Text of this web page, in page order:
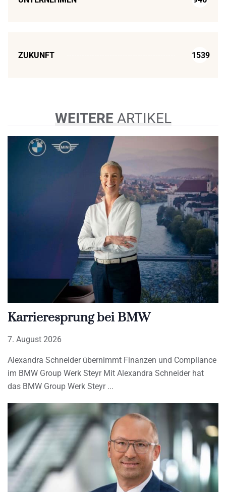
ZUKUNFT 1539
WEITEREARTIKEL
Karrieresprung bei BMW
7. August 2026
Alexandra Schneider übernimmt Finanzen und Compliance
im BMW Group Werk Steyr Mit Alexandra Schneider hat
das BMW Group Werk Steyr